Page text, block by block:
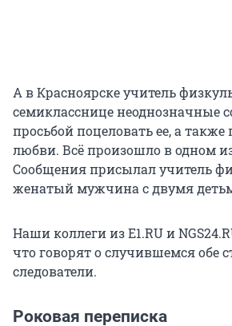
А в Красноярске учитель
семикласснице неоднозначные
просьбой поцеловать ее, а
любви. Всё произошло в одном
Сообщения присылал учитель
женатый мужчина с двумя
Наши коллеги из Е1.RU и
что говорят о случившемся обе
следователи.
Роковая переписка